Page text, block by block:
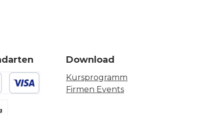
Download
Kursprogramm
Firmen Events